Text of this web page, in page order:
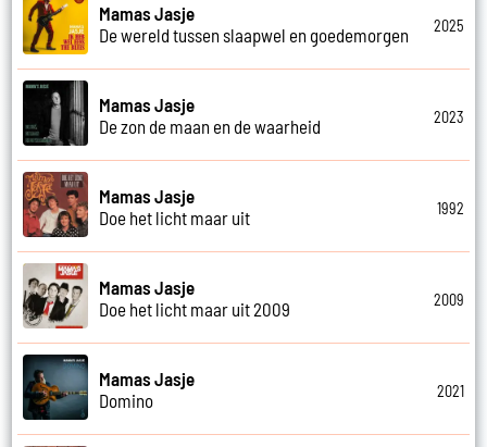
Mamas Jasje
De wereld tussen slaapwel en goedemorgen
2025
Mamas Jasje
De zon de maan en de waarheid
2023
Mamas Jasje
Doe het licht maar uit
1992
Mamas Jasje
Doe het licht maar uit 2009
2009
Mamas Jasje
Domino
2021